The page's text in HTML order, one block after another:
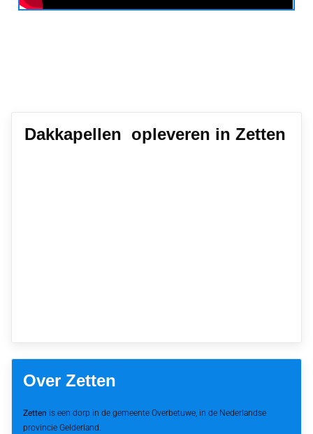
Dakkapellen opleveren in Zetten
Over Zetten
Zetten is een dorp in de gemeente Overbetuwe, in de Nederlandse
provincie Gelderland.